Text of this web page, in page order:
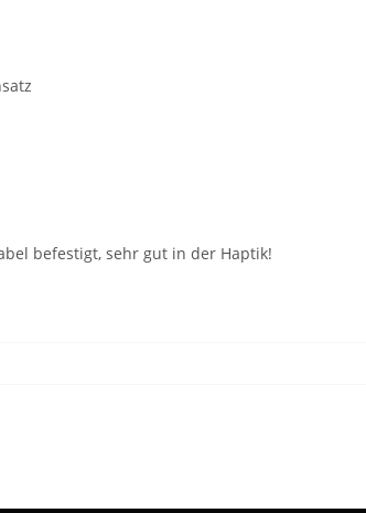
befestigt, sehr gut in der Haptik!